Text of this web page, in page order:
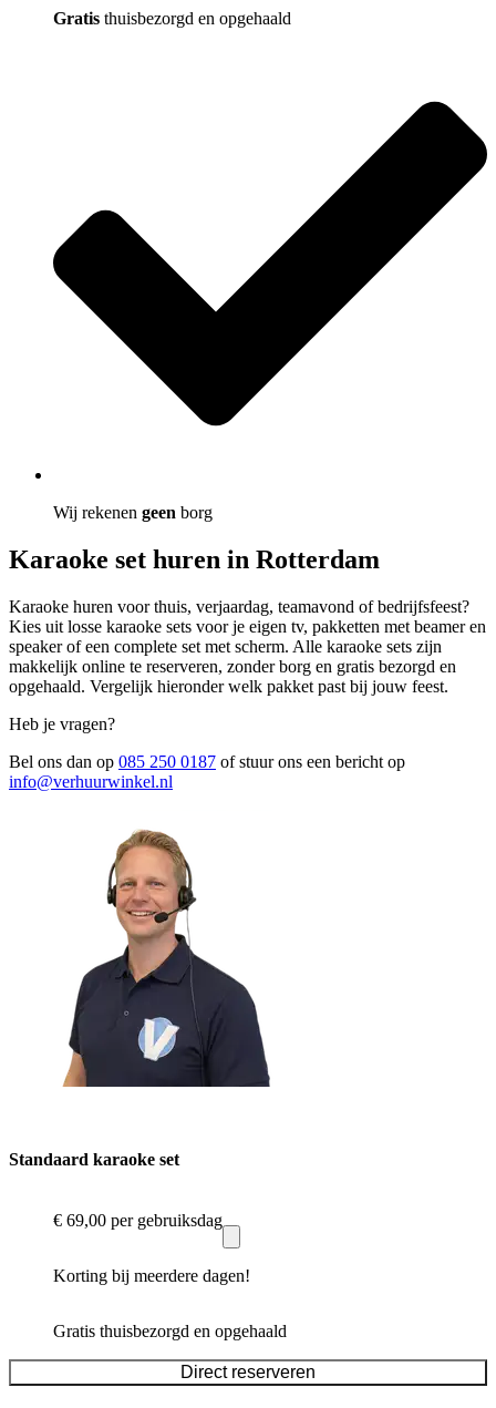
Gratis thuisbezorgd en opgehaald
Wij rekenen geen borg
Karaoke set huren in Rotterdam
Karaoke huren voor thuis, verjaardag, teamavond of bedrijfsfeest?
Kies uit losse karaoke sets voor je eigen tv, pakketten met beamer en
speaker of een complete set met scherm. Alle karaoke sets zijn
makkelijk online te reserveren, zonder borg en gratis bezorgd en
opgehaald. Vergelijk hieronder welk pakket past bij jouw feest.
Heb je vragen?
Bel ons dan op 085 250 0187 of stuur ons een bericht op
info@verhuurwinkel.nl
Standaard karaoke set
€ 69,00 per gebruiksdag
Korting bij meerdere dagen!
Gratis thuisbezorgd en opgehaald
Direct reserveren